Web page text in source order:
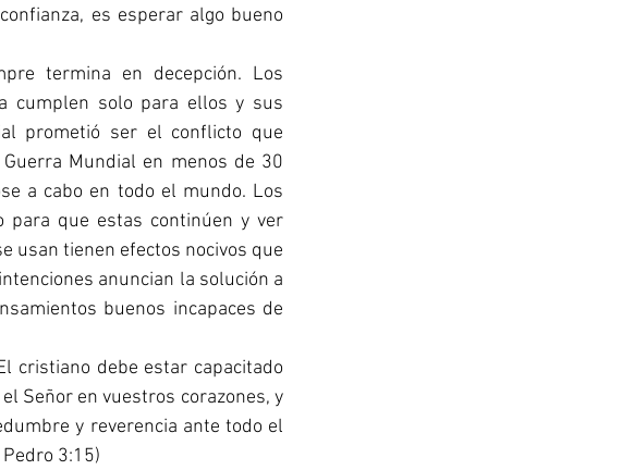
es esperar algo bueno
termina en decepción. Los
cumplen solo para ellos y sus
prometió ser el conflicto que
Mundial en menos de 30
a cabo en todo el mundo. Los
para que estas continúen y ver
usan tienen efectos nocivos que
anuncian la solución a
buenos incapaces de
cristiano debe estar capacitado
Señor en vuestros corazones, y
y reverencia ante todo el
3:15)